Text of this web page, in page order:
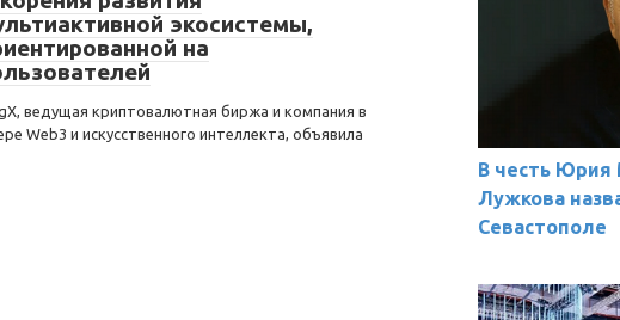
экосистемы,
на
ведущая криптовалютная биржа и компания в
Web3 и искусственного интеллекта, объявила
В честь Юрия
Лужкова
Севастополе